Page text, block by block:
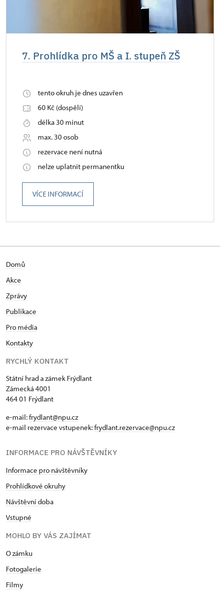
7. Prohlídka pro MŠ a I. stupeň ZŠ
tento okruh je dnes uzavřen
60 Kč (dospělí)
délka 30 minut
max. 30 osob
rezervace není nutná
nelze uplatnit permanentku
VÍCE INFORMACÍ
Domů
Akce
Zprávy
Publikace
Pro média
Kontakty
RYCHLÝ KONTAKT
Státní hrad a zámek Frýdlant
Zámecká 4001
464 01 Frýdlant
e-mail:frydlant@npu.cz
e-mail rezervace vstupenek:frydlant.rezervace@npu.cz
INFORMACE PRO NÁVŠTĚVNÍKY
Informace pro návštěvníky
Prohlídkové okruhy
Návštěvní doba
Vstupné
MOHLO BY VÁS ZAJÍMAT
O zámku
Fotogalerie
Filmy